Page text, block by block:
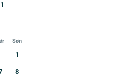
Søn
1
8